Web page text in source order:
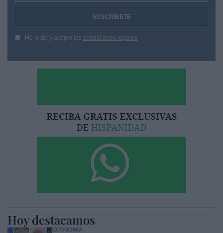
He leído y acepto las condiciones legales
Hoy destacamos
ECONOMÍA